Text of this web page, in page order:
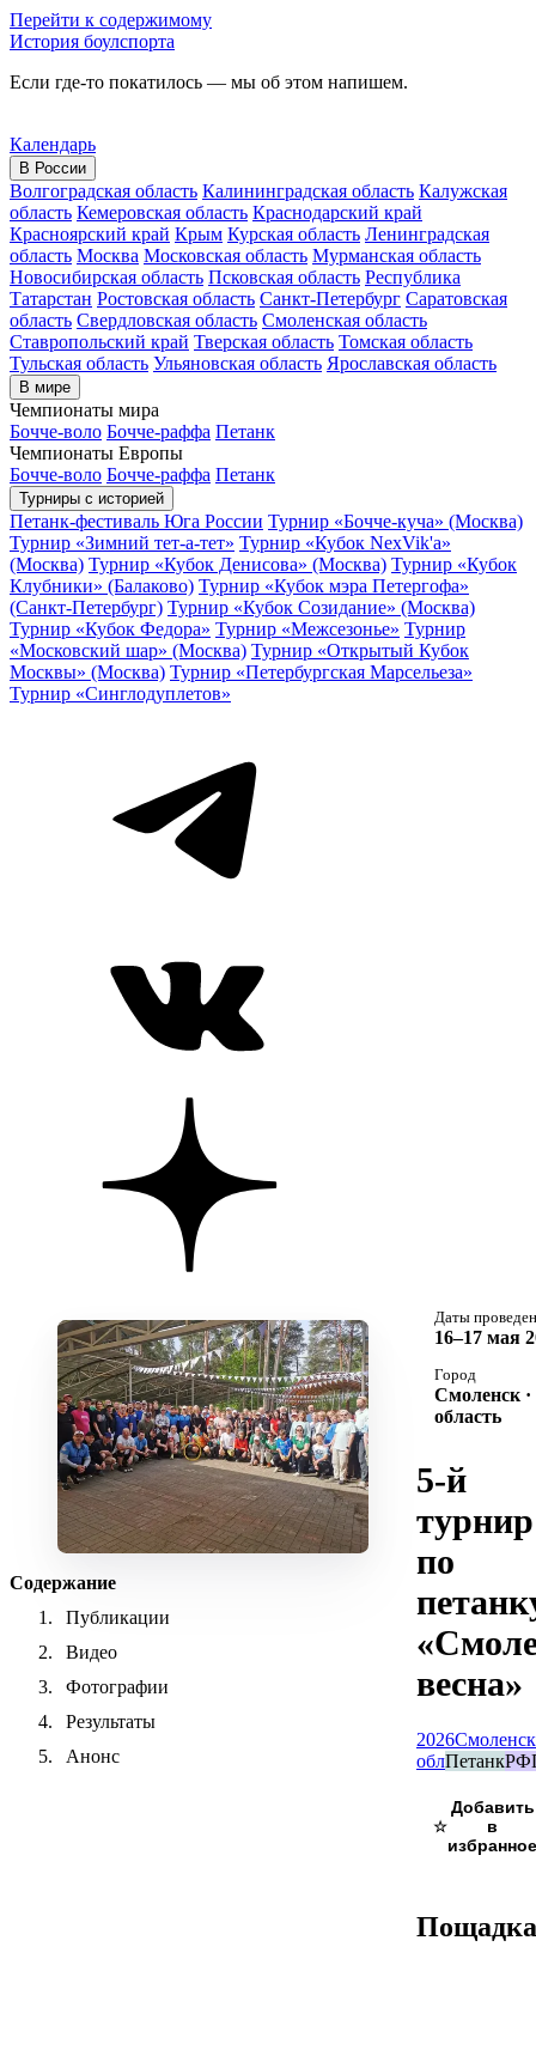
Перейти к содержимому
История боулспорта
Если где-то покатилось — мы об этом напишем.
Календарь
В России
Волгоградская область Калининградская область Калужская
область Кемеровская область Краснодарский край
Красноярский край Крым Курская область Ленинградская
область Москва Московская область Мурманская область
Новосибирская область Псковская область Республика
Татарстан Ростовская область Санкт-Петербург Саратовская
область Свердловская область Смоленская область
Ставропольский край Тверская область Томская область
Тульская область Ульяновская область Ярославская область
В мире
Чемпионаты мира
Бочче-воло Бочче-раффа Петанк
Чемпионаты Европы
Бочче-воло Бочче-раффа Петанк
Турниры с историей
Петанк-фестиваль Юга России Турнир «Бочче-куча» (Москва)
Турнир «Зимний тет-а-тет» Турнир «Кубок NexVik'a»
(Москва) Турнир «Кубок Денисова» (Москва) Турнир «Кубок
Клубники» (Балаково) Турнир «Кубок мэра Петергофа»
(Санкт-Петербург) Турнир «Кубок Созидание» (Москва)
Турнир «Кубок Федора» Турнир «Межсезонье» Турнир
«Московский шар» (Москва) Турнир «Открытый Кубок
Москвы» (Москва) Турнир «Петербургская Марсельеза»
Турнир «Синглодуплетов»
Содержание
Публикации
Видео
Фотографии
Результаты
Анонс
Даты
16–17 мая
Город
Смоленск
область
5-й
турнир
по
весна»
2026
облПетанк
☆
Пощадка